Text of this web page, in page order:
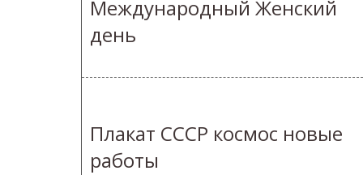
Международный Женский
день
Плакат СССР космос новые
работы